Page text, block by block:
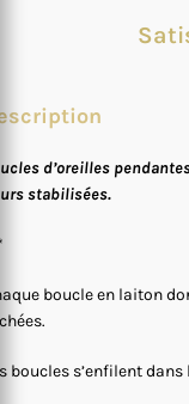
d’oreilles
stabilisées.
boucle en laiton
boucles s’enfilent